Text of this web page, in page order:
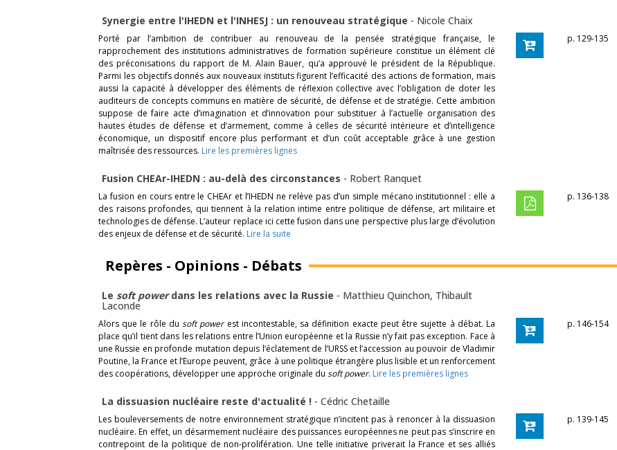
Synergie entre l'IHEDN et l'INHESJ : un renouveau stratégique - Nicole Chaix
Porté par l’ambition de contribuer au renouveau de la pensée stratégique française, le
rapprochement des institutions administratives de formation supérieure constitue un élément clé
des préconisations du rapport de M. Alain Bauer, qu’a approuvé le président de la République.
Parmi les objectifs donnés aux nouveaux instituts figurent l’efficacité des actions de formation, mais
aussi la capacité à développer des éléments de réflexion collective avec l’obligation de doter les
auditeurs de concepts communs en matière de sécurité, de défense et de stratégie. Cette ambition
suppose de faire acte d’imagination et d’innovation pour substituer à l’actuelle organisation des
hautes études de défense et d’armement, comme à celles de sécurité intérieure et d’intelligence
économique, un dispositif encore plus performant et d’un coût acceptable grâce à une gestion
maîtrisée des ressources. Lire les premières lignes
p. 129-135
Fusion CHEAr-IHEDN : au-delà des circonstances - Robert Ranquet
La fusion en cours entre le CHEAr et l’IHEDN ne relève pas d’un simple mécano institutionnel : elle a
des raisons profondes, qui tiennent à la relation intime entre politique de défense, art militaire et
technologies de défense. L’auteur replace ici cette fusion dans une perspective plus large d’évolution
des enjeux de défense et de sécurité. Lire la suite
p. 136-138
Repères - Opinions - Débats
Le soft powerdans les relations avec la Russie - Matthieu Quinchon, Thibault
Laconde
Alors que le rôle dusoft powerest incontestable, sa définition exacte peut être sujette à débat. La
place qu’il tient dans les relations entre l’Union européenne et la Russie n’y fait pas exception. Face à
une Russie en profonde mutation depuis l’éclatement de l’URSS et l’accession au pouvoir de Vladimir
Poutine, la France et l’Europe peuvent, grâce à une politique étrangère plus lisible et un renforcement
des coopérations, développer une approche originale du soft power. Lire les premières lignes
p. 146-154
La dissuasion nucléaire reste d'actualité ! - Cédric Chetaille
Les bouleversements de notre environnement stratégique n’incitent pas à renoncer à la dissuasion
nucléaire. En effet, un désarmement nucléaire des puissances européennes ne peut pas s’inscrire en
contrepoint de la politique de non-prolifération. Une telle initiative priverait la France et ses alliés
p. 139-145